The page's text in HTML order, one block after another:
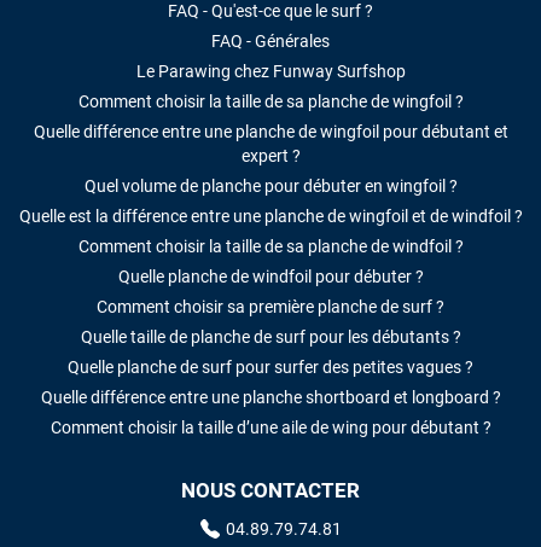
FAQ - Qu'est-ce que le surf ?
FAQ - Générales
Le Parawing chez Funway Surfshop
Comment choisir la taille de sa planche de wingfoil ?
Quelle différence entre une planche de wingfoil pour débutant et
expert ?
Quel volume de planche pour débuter en wingfoil ?
Quelle est la différence entre une planche de wingfoil et de windfoil ?
Comment choisir la taille de sa planche de windfoil ?
Quelle planche de windfoil pour débuter ?
Comment choisir sa première planche de surf ?
Quelle taille de planche de surf pour les débutants ?
Quelle planche de surf pour surfer des petites vagues ?
Quelle différence entre une planche shortboard et longboard ?
Comment choisir la taille d’une aile de wing pour débutant ?
NOUS CONTACTER
04.89.79.74.81